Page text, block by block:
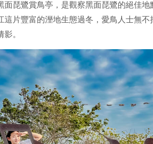
面琵鷺賞鳥亭，是觀察黑面琵鷺的絕佳
這片豐富的溼地生態過冬，愛鳥人士無
。